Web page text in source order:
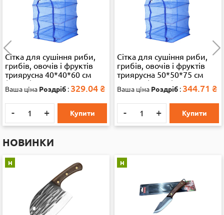
Сітка для сушіння риби,
грибів, овочів і фруктів
триярусна 40*40*60 см
(13286)
Ваша ціна Роздріб : 329.04 ₴
- + Купити
Сітка для сушіння риби,
грибів, овочів і фруктів
триярусна 50*50*75 см
велика (35892)
Ваша ціна Роздріб : 344.71 ₴
- + Купити
НОВИНКИ
Н Н